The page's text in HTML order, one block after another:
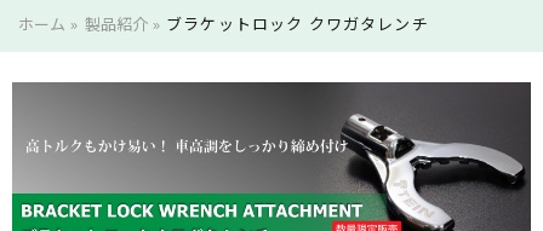
ホーム » 製品紹介» ブラケットロック クワガタレンチ